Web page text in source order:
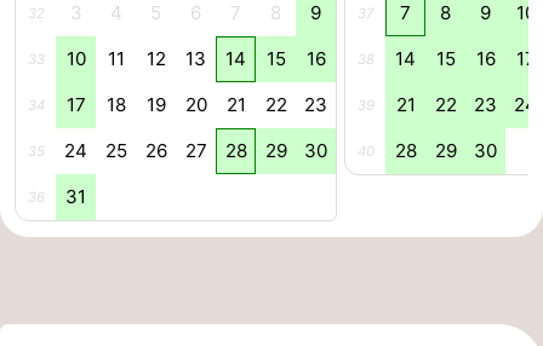
Renesse
Brouwershaven
Bruinisse
Zierikzee
32 3 4 5 6 7 8 9
33 10 11 12 13 14 15 16
34 17 18 19 20 21 22 23
35 24 25 26 27 28 29 30
36 31
37 7 8 9 10
38 14 15 16 17
39 21 22 23 24
40 28 29 30